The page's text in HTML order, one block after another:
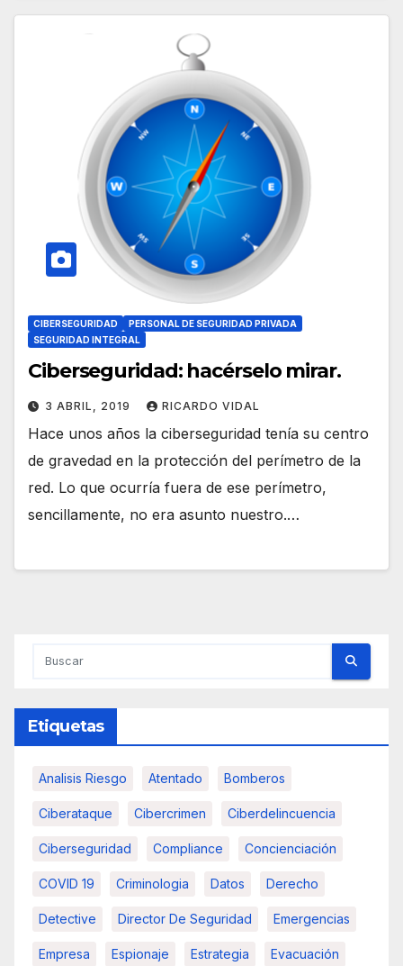
CIBERSEGURIDAD
PERSONAL DE SEGURIDAD PRIVADA
SEGURIDAD INTEGRAL
Ciberseguridad: hacérselo mirar.
3 ABRIL, 2019 RICARDO VIDAL
Hace unos años la ciberseguridad tenía su centro
de gravedad en la protección del perímetro de la
red. Lo que ocurría fuera de ese perímetro,
sencillamente, no era asunto nuestro.…
Etiquetas
Analisis Riesgo Atentado Bomberos
Ciberataque Cibercrimen Ciberdelincuencia
Ciberseguridad Compliance Concienciación
COVID 19 Criminologia Datos Derecho
Detective Director De Seguridad Emergencias
Empresa Espionaje Estrategia Evacuación